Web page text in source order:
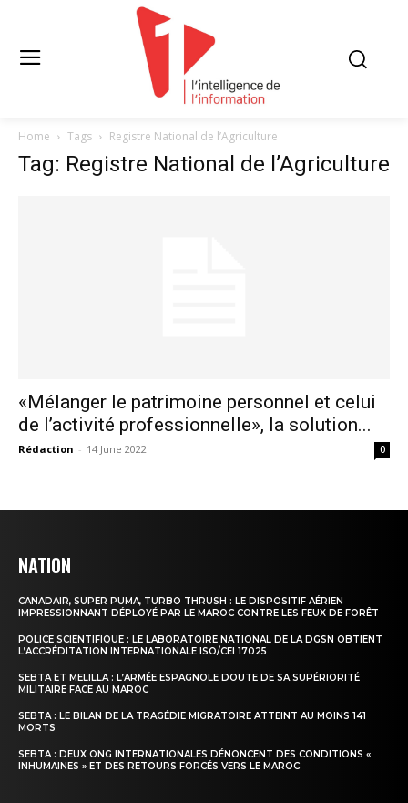
Home Tags Registre National de l’Agriculture
Tag: Registre National de l’Agriculture
«Mélanger le patrimoine personnel et celui
de l’activité professionnelle», la solution...
Rédaction - 14 June 2022 0
NATION
CANADAIR, SUPER PUMA, TURBO THRUSH : LE DISPOSITIF AÉRIEN
IMPRESSIONNANT DÉPLOYÉ PAR LE MAROC CONTRE LES FEUX DE FORÊT
POLICE SCIENTIFIQUE : LE LABORATOIRE NATIONAL DE LA DGSN OBTIENT
L’ACCRÉDITATION INTERNATIONALE ISO/CEI 17025
SEBTA ET MELILLA : L’ARMÉE ESPAGNOLE DOUTE DE SA SUPÉRIORITÉ
MILITAIRE FACE AU MAROC
SEBTA : LE BILAN DE LA TRAGÉDIE MIGRATOIRE ATTEINT AU MOINS 141
MORTS
SEBTA : DEUX ONG INTERNATIONALES DÉNONCENT DES CONDITIONS «
INHUMAINES » ET DES RETOURS FORCÉS VERS LE MAROC